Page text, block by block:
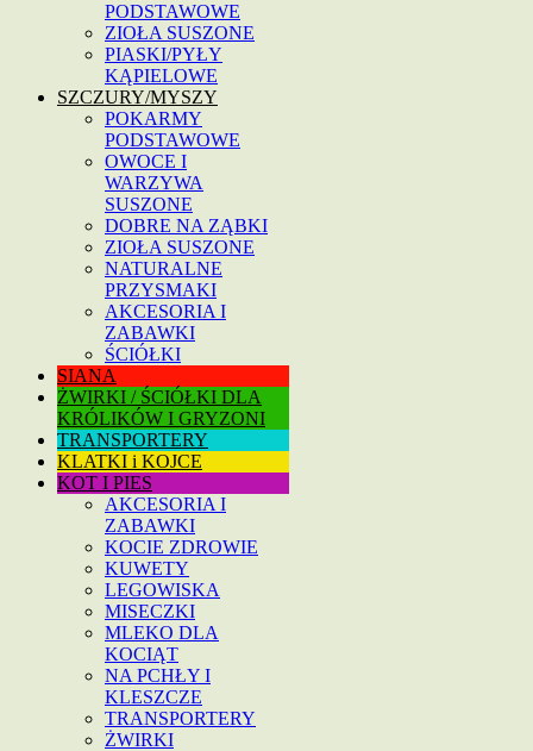
PODSTAWOWE
ZIOŁA SUSZONE
PIASKI/PYŁY
KĄPIELOWE
SZCZURY/MYSZY
POKARMY
PODSTAWOWE
OWOCE I
WARZYWA
SUSZONE
DOBRE NA ZĄBKI
ZIOŁA SUSZONE
NATURALNE
PRZYSMAKI
AKCESORIA I
ZABAWKI
ŚCIÓŁKI
SIANA
ŻWIRKI / ŚCIÓŁKI DLA
KRÓLIKÓW I GRYZONI
TRANSPORTERY
KLATKI i KOJCE
KOT I PIES
AKCESORIA I
ZABAWKI
KOCIE ZDROWIE
KUWETY
LEGOWISKA
MISECZKI
MLEKO DLA
KOCIĄT
NA PCHŁY I
KLESZCZE
TRANSPORTERY
ŻWIRKI